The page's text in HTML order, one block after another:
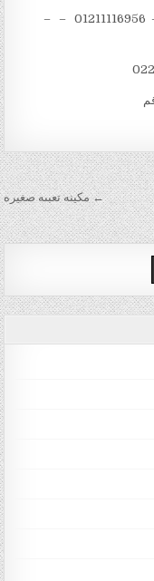
موبايل: 01211116954 – 01211116955 – 01211116956 – –
← مكينه تعبىه صغيره